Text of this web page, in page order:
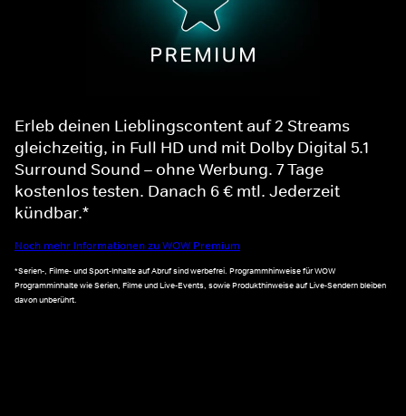
Erleb deinen Lieblingscontent auf 2 Streams
gleichzeitig, in Full HD und mit Dolby Digital 5.1
Surround Sound – ohne Werbung. 7 Tage
kostenlos testen. Danach 6 € mtl. Jederzeit
kündbar.*
Noch mehr Informationen zu WOW Premium
*Serien-, Filme- und Sport-Inhalte auf Abruf sind werbefrei. Programmhinweise für WOW
Programminhalte wie Serien, Filme und Live-Events, sowie Produkthinweise auf Live-Sendern bleiben
davon unberührt.